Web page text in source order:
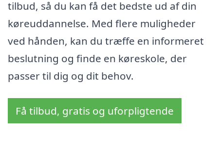
tilbud, så du kan få det bedste ud af din
køreuddannelse. Med flere muligheder
ved hånden, kan du træffe en informeret
beslutning og finde en køreskole, der
passer til dig og dit behov.
Få tilbud, gratis og uforpligtende